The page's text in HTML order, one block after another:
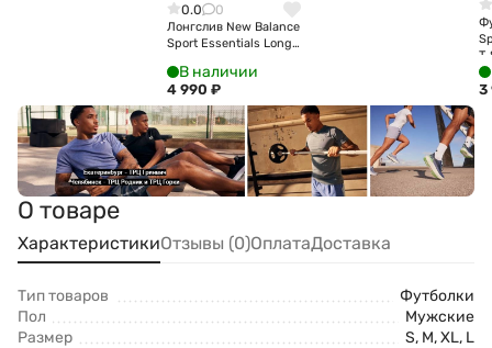
0.0 0
Лонгслив New Balance
Sport Essentials Long
В наличии
4 990 ₽ 3
О товаре
ХарактеристикиОтзывы (0)ОплатаДоставка
Тип товаров
Футболки
Пол
Мужские
Размер
S, M, XL, L